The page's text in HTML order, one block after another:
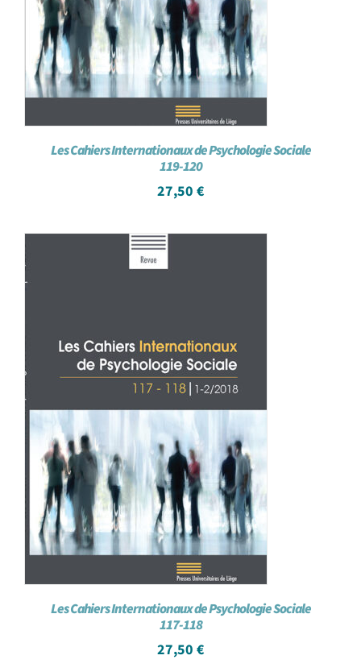
Les Cahiers Internationaux de Psychologie Sociale
119-120
27,50 €
Les Cahiers Internationaux de Psychologie Sociale
117-118
27,50 €